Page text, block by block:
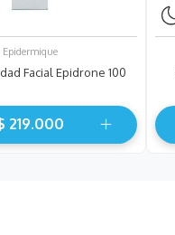
Epidermique
Facial Epidrone 100
219.000